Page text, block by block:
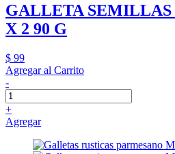
GALLETA
X 2 90 G
$ 99
Agregar al Carrito
-
+
Agregar